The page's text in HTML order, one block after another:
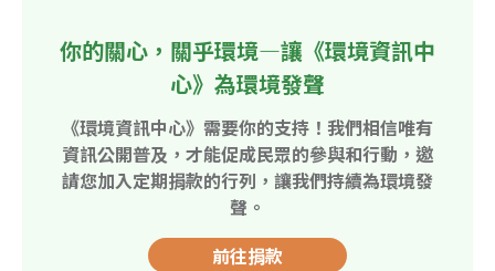
你的關心，關乎環境—讓《環境資訊中
心》為環境發聲
《環境資訊中心》需要你的支持！我們相信唯有
資訊公開普及，才能促成民眾的參與和行動，邀
請您加入定期捐款的行列，讓我們持續為環境發
聲。
前往捐款